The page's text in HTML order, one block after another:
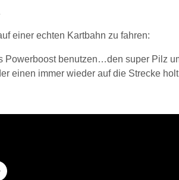
einer echten Kartbahn zu fahren:
benutzen…den super Pilz
einen immer wieder auf die Strecke